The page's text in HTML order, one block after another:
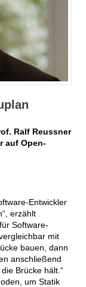
Ralf Reussner
auf Open-
Entwickler
erzählt
Software-
mit
bauen, dann
anschließend
Brücke hält.“
um Statik